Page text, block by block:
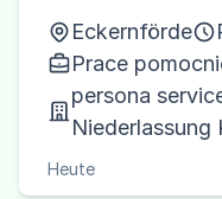
Eckernförde
Prace
persona
Niederlassung
Heute